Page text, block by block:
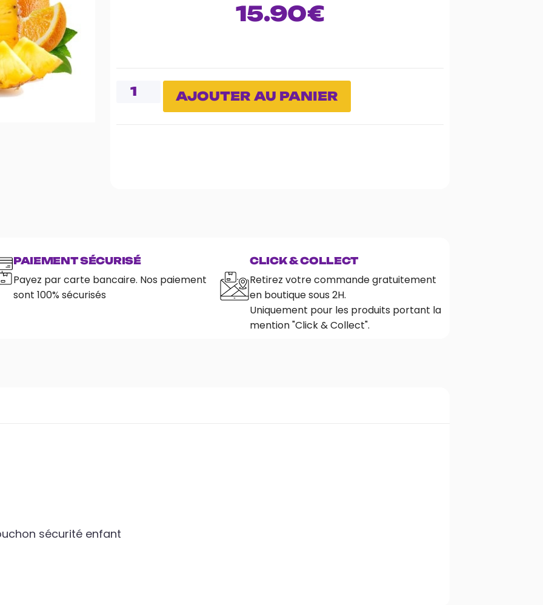
15.90€
AJOUTER AU PANIER
PAIEMENT SÉCURISÉ
Payez par carte bancaire. Nos paiement
sont 100% sécurisés
CLICK & COLLECT
Retirez votre commande gratuitement
en boutique sous 2H.
Uniquement pour les produits portant la
mention "Click & Collect".
sécurité enfant